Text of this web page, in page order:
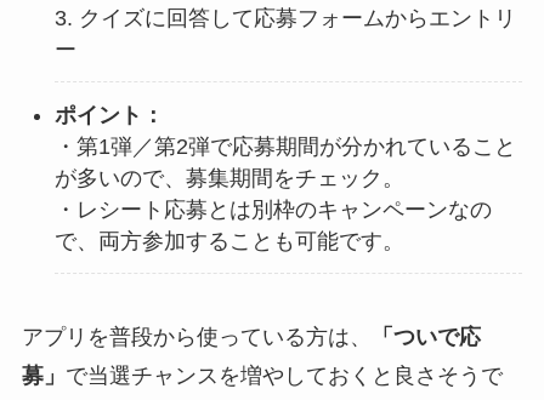
3. クイズに回答して応募フォームからエントリ
ー
ポイント：
・第1弾／第2弾で応募期間が分かれていること
が多いので、募集期間をチェック。
・レシート応募とは別枠のキャンペーンなの
で、両方参加することも可能です。
アプリを普段から使っている方は、
「ついで応
募」 で当選チャンスを増やしておくと良さそうで